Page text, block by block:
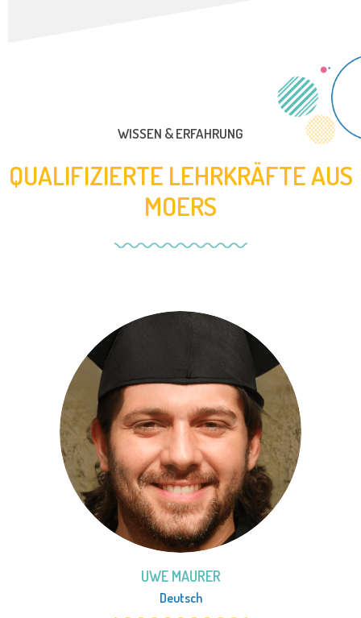
WISSEN & ERFAHRUNG
QUALIFIZIERTE LEHRKRÄFTE AUS
MOERS
UWE MAURER
Deutsch